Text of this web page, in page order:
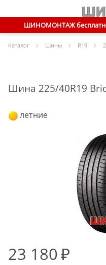
ШИНОМОНТАЖ
Каталог Шины R19
Шина 225/40R19
летние
23 180